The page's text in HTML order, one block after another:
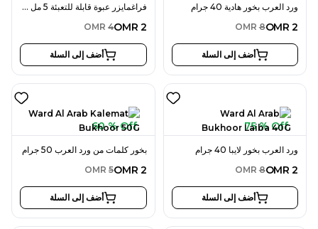
ورد العرب بخور هادية 40 جرام
OMR 2
OMR 8
أضف إلى السلة
فراغمايزر عبوة قابلة للتعبئة 5 مل لون أسود
OMR 2
OMR 4
أضف إلى السلة
75 % Off
ورد العرب بخور لايبا 40 جرام
OMR 2
OMR 8
أضف إلى السلة
60 % Off
بخور كلمات من ورد العرب 50 جرام
OMR 2
OMR 5
أضف إلى السلة